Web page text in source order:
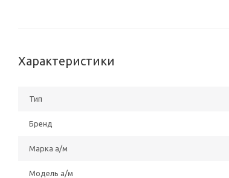
Характеристики
Тип
Бренд
Марка а/м
Модель а/м